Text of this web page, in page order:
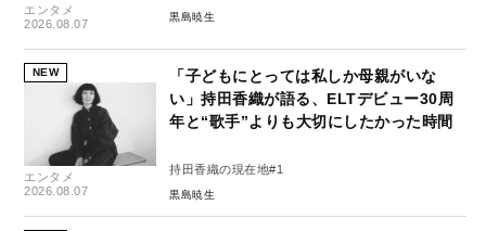
エンタメ
2026.08.07
黒島暁生
NEW
エンタメ
2026.08.07
「子どもにとっては私しか母親がいな
い」持田香織が語る、ELTデビュー30周
年と“歌手”よりも大切にしたかった時間
持田香織の現在地#1
黒島暁生